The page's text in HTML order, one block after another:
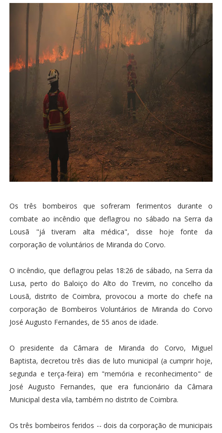
Os três bombeiros que sofreram ferimentos durante o
combate ao incêndio que deflagrou no sábado na Serra da
Lousã "já tiveram alta médica", disse hoje fonte da
corporação de voluntários de Miranda do Corvo.
O incêndio, que deflagrou pelas 18:26 de sábado, na Serra da
Lusa, perto do Baloiço do Alto do Trevim, no concelho da
Lousã, distrito de Coimbra, provocou a morte do chefe na
corporação de Bombeiros Voluntários de Miranda do Corvo
José Augusto Fernandes, de 55 anos de idade.
O presidente da Câmara de Miranda do Corvo, Miguel
Baptista, decretou três dias de luto municipal (a cumprir hoje,
segunda e terça-feira) em "memória e reconhecimento" de
José Augusto Fernandes, que era funcionário da Câmara
Municipal desta vila, também no distrito de Coimbra.
Os três bombeiros feridos -- dois da corporação de municipais